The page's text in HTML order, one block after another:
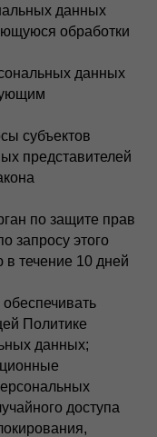
данных
обработки
данных
субъектов
представителей
по защите прав
запросу этого
течение 10 дней
Политике
данных;
доступа